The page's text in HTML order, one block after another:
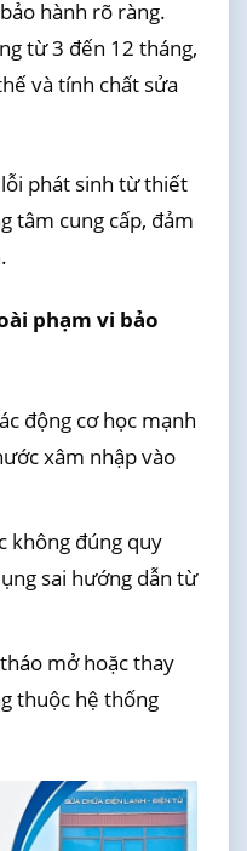
hành rõ ràng.
từ 3 đến 12 tháng,
và tính chất sửa
phát sinh từ thiết
tâm cung cấp, đảm
phạm vi bảo
động cơ học mạnh
xâm nhập vào
không đúng quy
sai hướng dẫn từ
mở hoặc thay
thuộc hệ thống